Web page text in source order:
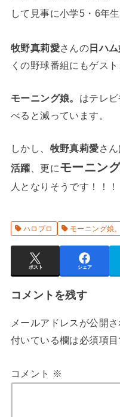
して見事に小学5・6年
牧野真莉愛さんの日ハ
くの野球番組にもゲス
モーニング娘。 はテレ
べると減っています。
しかし、 牧野真莉愛さ
活躍 、更にモーニン
人となりそうです！！！
ハロプロ モーニング娘。
ポスト シェア
コメントを残す
メールアドレスが公開
付いている欄は必須項目
コメント ※